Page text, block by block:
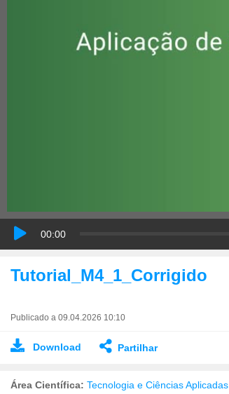
00:00
Tutorial_M4_1_Corrigido
Publicado a 09.04.2026 10:10
Download Partilhar
Área Científica: Tecnologia e Ciências Aplicadas